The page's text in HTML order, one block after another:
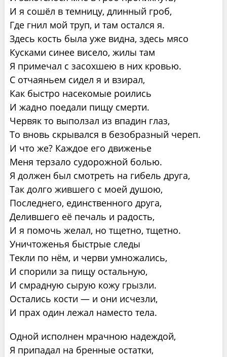
И я сошёл в темницу, длинный гроб,
Где гнил мой труп, и там остался я.
Здесь кость была уже видна, здесь мясо
Кусками синее висело, жилы там
Я примечал с засохшею в них кровью.
С отчаяньем сидел я и взирал,
Как быстро насекомые роились
И жадно поедали пищу смерти.
Червяк то выползал из впадин глаз,
То вновь скрывался в безобразный череп.
И что же? Каждое его движенье
Меня терзало судорожной болью.
Я должен был смотреть на гибель друга,
Так долго жившего с моей душою,
Последнего, единственного друга,
Делившего её печаль и радость,
И я помочь желал, но тщетно, тщетно.
Уничтоженья быстрые следы
Текли по нём, и черви умножались,
И спорили за пищу остальную,
И смрадную сырую кожу грызли.
Остались кости — и они исчезли,
И прах один лежал наместо тела.
Одной исполнен мрачною надеждой,
Я припадал на бренные остатки,